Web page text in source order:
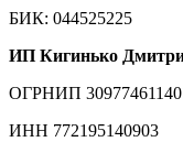
БИК: 044525225
ИП Кигинько
ОГРНИП
ИНН